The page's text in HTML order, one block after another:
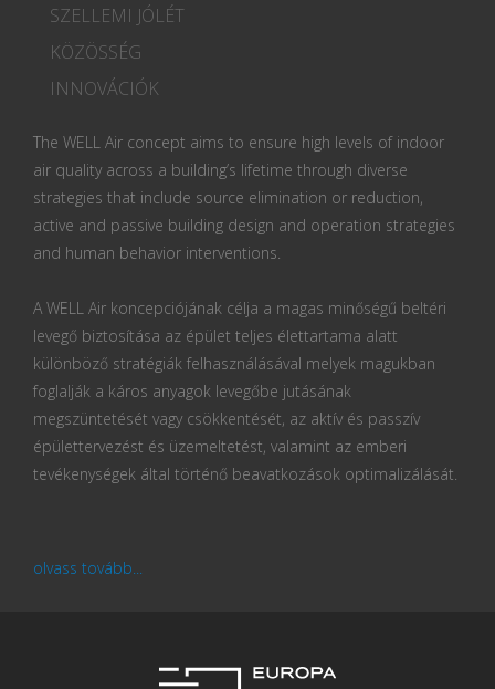
SZELLEMI JÓLÉT
KÖZÖSSÉG
INNOVÁCIÓK
The WELL Air concept aims to ensure high levels of indoor
air quality across a building’s lifetime through diverse
strategies that include source elimination or reduction,
active and passive building design and operation strategies
and human behavior interventions.
A WELL Air koncepciójának célja a magas minőségű beltéri
levegő biztosítása az épület teljes élettartama alatt
különböző stratégiák felhasználásával melyek magukban
foglalják a káros anyagok levegőbe jutásának
megszüntetését vagy csökkentését, az aktív és passzív
épülettervezést és üzemeltetést, valamint az emberi
tevékenységek által történő beavatkozások optimalizálását.
olvass tovább...